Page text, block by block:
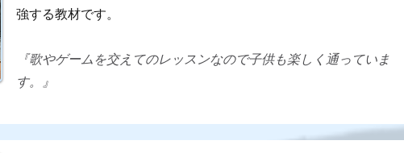
強する教材です。
『歌やゲームを交えてのレッスンなので子供も楽しく通っていま
す。』